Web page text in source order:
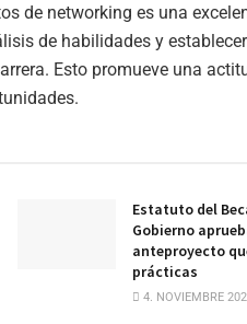
de networking es una
de habilidades y
Esto promueve una
Estatuto del
Gobierno
anteproyecto
prácticas
4. NOVIEMBRE